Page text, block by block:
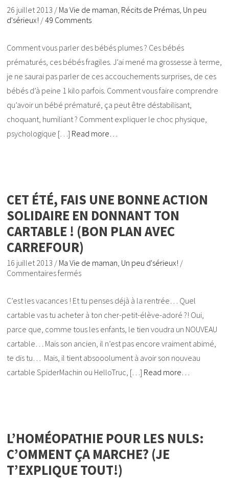
26 juillet 2013 / Ma Vie de maman Récits de Prémas Un peu
d'sérieux! /49 Comments
Comment vous parler des bébés plumes ? Ces bébés
prématurés, ces bébés fragiles. J’ai mené ma grossesse à terme,
je ne saurai pas parler de ces accouchements surprises, de ces
bébés d’à peine 1 kilo parfois. Comment vous faire comprendre
qu’avoir un bébé prématuré, ça peut être déstabilisant,
choquant, humiliant ? Comment expliquer le choc physique,
psychologique […] Read more…
CET ÉTÉ, FAIS UNE BONNE ACTION
SOLIDAIRE EN DONNANT TON
CARTABLE ! (BON PLAN AVEC
CARREFOUR)
16 juillet 2013 / Ma Vie de maman Un peu d'sérieux! /
Commentaires fermés
C’est les vacances ! Et tu penses déjà à la rentrée… Quel
cartable vas tu acheter à ton cher-petit-élève-adoré ?! Oui,
parce que, comme tous les enfants, le tien voudra un NOUVEAU
cartable… Mais son ancien, il n’est pas encore vraiment abimé,
te dis tu… Mais, il tient absooolument à avoir son nouveau
cartable SpiderMachin ou HelloTruc, […] Read more…
L’HOMÉOPATHIE POUR LES NULS:
C’OMMENT ÇA MARCHE? (JE
T’EXPLIQUE TOUT!)